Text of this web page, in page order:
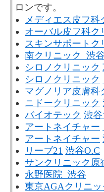
ロンです。
メディエス皮フ
オーバル皮フ科ク
スキンサポート
南クリニック 渋谷
シロノクリニック
シロノクリニック
マグノリア皮膚科
ニドークリニック
バイオテック 渋
アートネイチャー
アートネイチャー
リーブ21 渋谷O.C
サンクリニック原
永野医院 渋谷
東京AGAクリニ